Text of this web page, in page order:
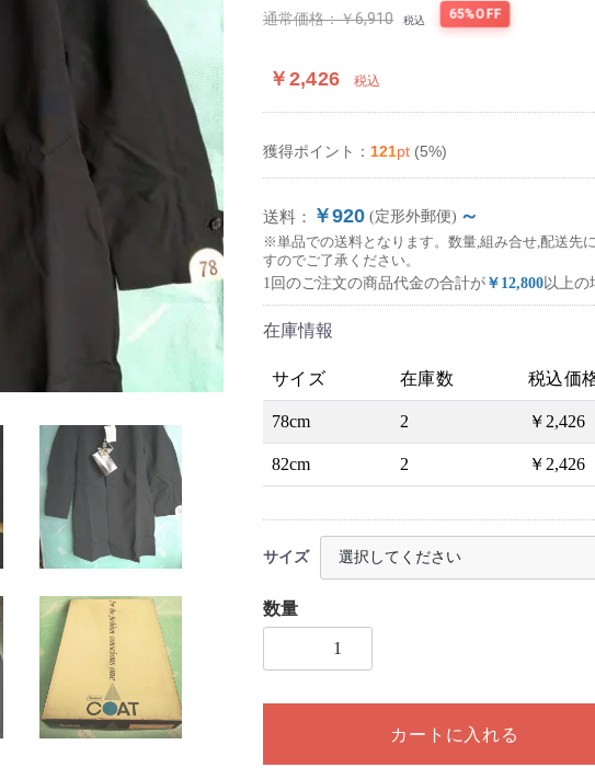
通常価格：￥6,910 税込 65%OFF
￥2,426 税込
獲得ポイント： 121pt (5%)
送料： ￥920 (定形外郵便) ～
※単品での送料となります。数量,組み合せ,配送先
すのでご了承ください。
1回のご注文の商品代金の合計が ￥12,800以上の
在庫情報
サイズ 在庫数 税込価
78cm 2 ￥2,426
82cm 2 ￥2,426
サイズ
数量
1個以上の数量を入力してください
カートに入れる